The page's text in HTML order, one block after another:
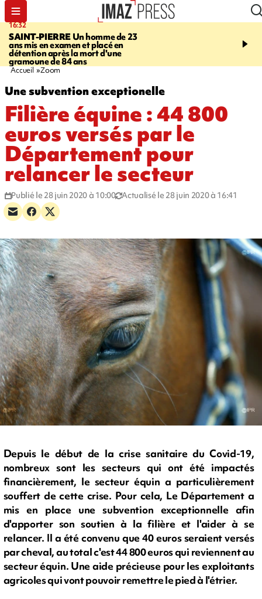
16:32
SAINT-PIERREUn homme de 23
ans mis en examen et placé en
détention après la mort d'une
gramoune de 84 ans
21:08
et Turquie scellent un
Accueil Zoom
Une subvention exceptionelle
Filière équine : 44 800
euros versés par le
Département pour
relancer le secteur
Publié le 28 juin 2020 à 10:00 Actualisé le 28 juin 2020 à 16:41
Depuis le début de la crise sanitaire du Covid-19,
nombreux sont les secteurs qui ont été impactés
financièrement, le secteur équin a particulièrement
souffert de cette crise. Pour cela, Le Département a
mis en place une subvention exceptionnelle afin
d'apporter son soutien à la filière et l'aider à se
relancer. Il a été convenu que 40 euros seraient versés
par cheval, au total c'est 44 800 euros qui reviennent au
secteur équin. Une aide précieuse pour les exploitants
agricoles qui vont pouvoir remettre le pied à l'étrier.